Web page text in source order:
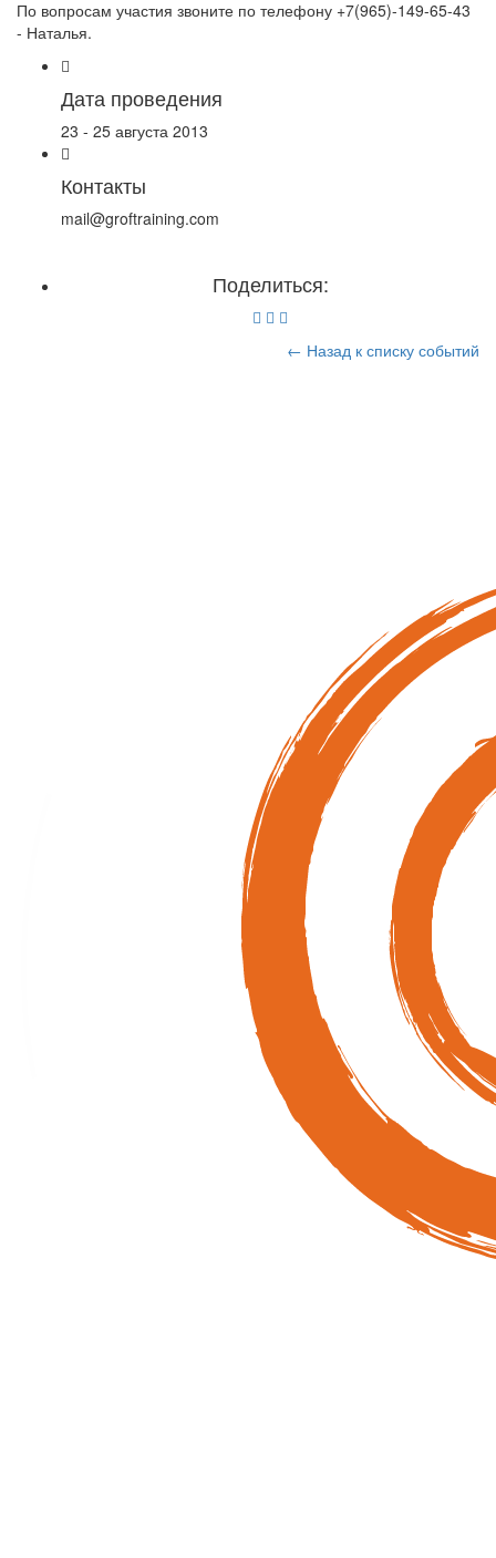
По вопросам участия звоните по телефону +7(965)-149-65-43
- Наталья.
Дата проведения
23 - 25 августа 2013
Контакты
mail@groftraining.com
Поделиться:
← Назад к списку событий